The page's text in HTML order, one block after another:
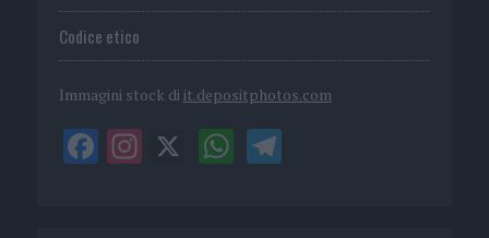
Codice etico
Immagini stock di it.depositphotos.com